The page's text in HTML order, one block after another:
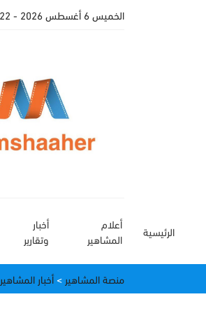
الخميس 6 أغسطس 2026 - 22 صفر 1448
الرئيسية
أعلام
المشاهير
أخبار
وتقارير
منصة المشاهير >أخبار المشاهير